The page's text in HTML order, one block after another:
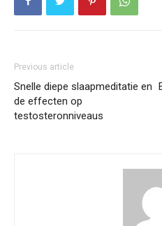
Previous article
Snelle diepe slaapmeditatie en
de effecten op
testosteronniveaus